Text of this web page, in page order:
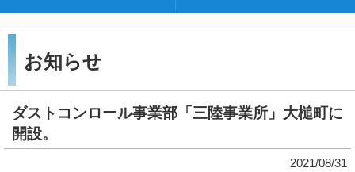
お知らせ
ダストコンロール事業部「三陸事業所」大槌町に
開設。
2021/08/31